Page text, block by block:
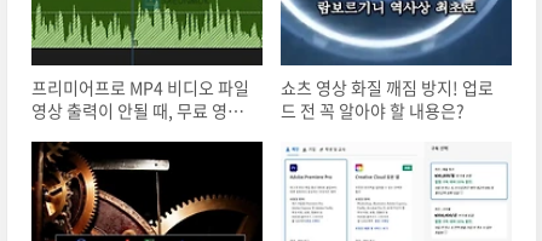
프리미어프로 MP4 비디오 파일
영상 출력이 안될 때, 무료 영상
쇼츠 영상 화질 깨짐 방지! 업로
드 전 꼭 알아야 할 내용은?